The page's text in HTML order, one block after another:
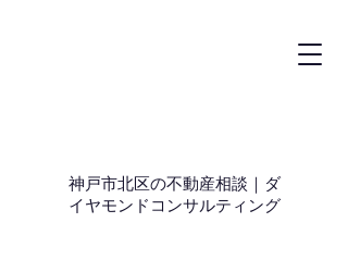
神戸市北区の不動産相談｜ダ
イヤモンドコンサルティング